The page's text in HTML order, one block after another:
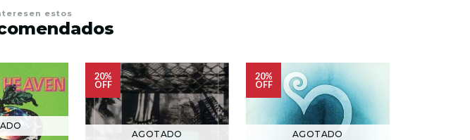
estos
20%
OFF
AGOTADO
20%
OFF
AGOTADO